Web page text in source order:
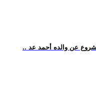
عن والده أحمد عد